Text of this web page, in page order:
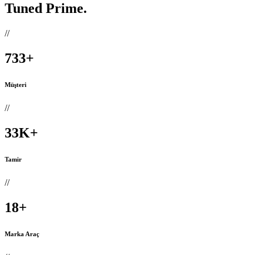
Tuned Prime.
//
733+
Müşteri
//
33K+
Tamir
//
18+
Marka Araç